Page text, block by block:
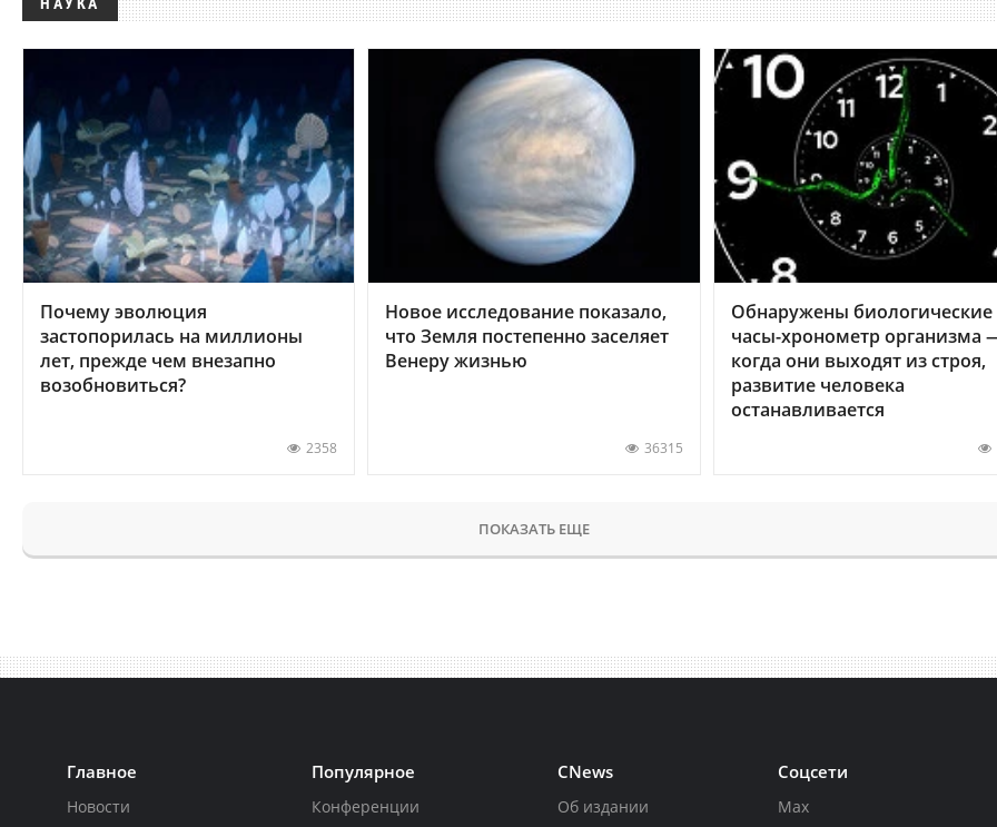
Почему эволюция
застопорилась на миллионы
лет, прежде чем внезапно
возобновиться?
2358
Новое исследование показало,
что Земля постепенно заселяет
Венеру жизнью
36315
Обнаружены биологические
часы-хронометр организма
когда они выходят из строя,
развитие человека
останавливается
ПОКАЗАТЬ ЕЩЕ
Главное
Новости
Популярное
Конференции
CNews
Об издании
Соцсети
Max